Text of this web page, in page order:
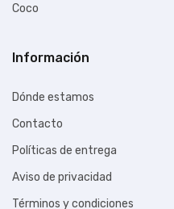
Coco
Información
Dónde estamos
Contacto
Políticas de entrega
Aviso de privacidad
Términos y condiciones